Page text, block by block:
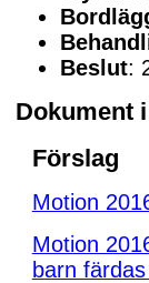
Beslut:
Dokument
Förslag
Motion
Motion
barn